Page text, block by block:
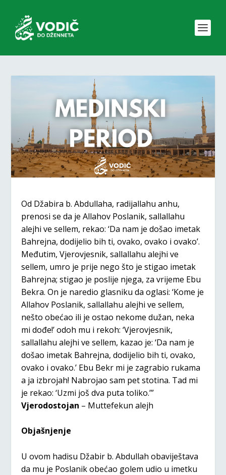
Od Džabira b. Abdullaha, radijallahu anhu,
prenosi se da je Allahov Poslanik, sallallahu
alejhi ve sellem, rekao: ‘Da nam je došao imetak
Bahrejna, dodijelio bih ti, ovako, ovako i ovako’.
Međutim, Vjerovjesnik, sallallahu alejhi ve
sellem, umro je prije nego što je stigao imetak
Bahrejna; stigao je poslije njega, za vrijeme Ebu
Bekra. On je naredio glasniku da oglasi: ‘Kome je
Allahov Poslanik, sallallahu alejhi ve sellem,
nešto obećao ili je ostao nekome dužan, neka
mi dođe!’ odoh mu i rekoh: ‘Vjerovjesnik,
sallallahu alejhi ve sellem, kazao je: ‘Da nam je
došao imetak Bahrejna, dodijelio bih ti, ovako,
ovako i ovako.’ Ebu Bekr mi je zagrabio rukama
a ja izbrojah! Nabrojao sam pet stotina. Tad mi
je rekao: ‘Uzmi još dva puta toliko.’”
Vjerodostojan – Muttefekun alejh
Objašnjenje
U ovom hadisu Džabir b. Abdullah obaviještava
da mu je Poslanik obećao golem udio u imetku